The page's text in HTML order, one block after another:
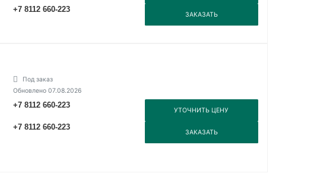
+7 8112 660-223
ЗАКАЗАТЬ
Под заказ
Обновлено 07.08.2026
+7 8112 660-223
УТОЧНИТЬ ЦЕНУ
+7 8112 660-223
ЗАКАЗАТЬ